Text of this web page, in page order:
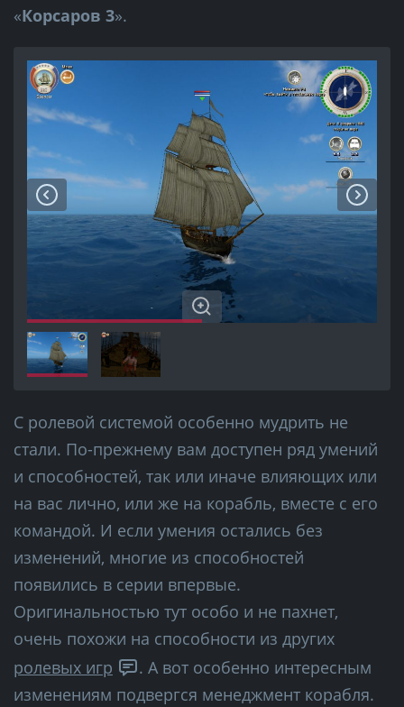
«Корсаров 3».
С ролевой системой особенно мудрить не
стали. По-прежнему вам доступен ряд умений
и способностей, так или иначе влияющих или
на вас лично, или же на корабль, вместе с его
командой. И если умения остались без
изменений, многие из способностей
появились в серии впервые.
Оригинальностью тут особо и не пахнет,
очень похожи на способности из других
ролевых игр
. А вот особенно интересным
изменениям подвергся менеджмент корабля.